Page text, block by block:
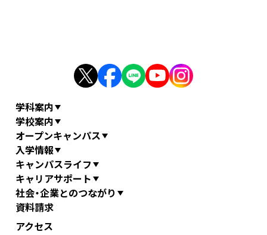
学科案内
学校案内
オープンキャンパス
入学情報
キャンパスライフ
キャリアサポート
社会・企業とのつながり
資料請求
アクセス